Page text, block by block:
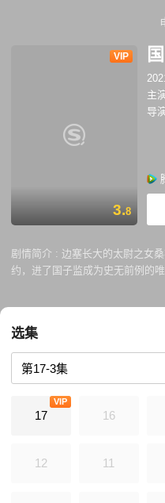
VIP
3.8
主
导
剧情简介 : 边塞长大的太尉之女
约，进了国子监成为史无前例的
生斗法到情投意合，携手读书习
选集
17
VIP
16
12 11